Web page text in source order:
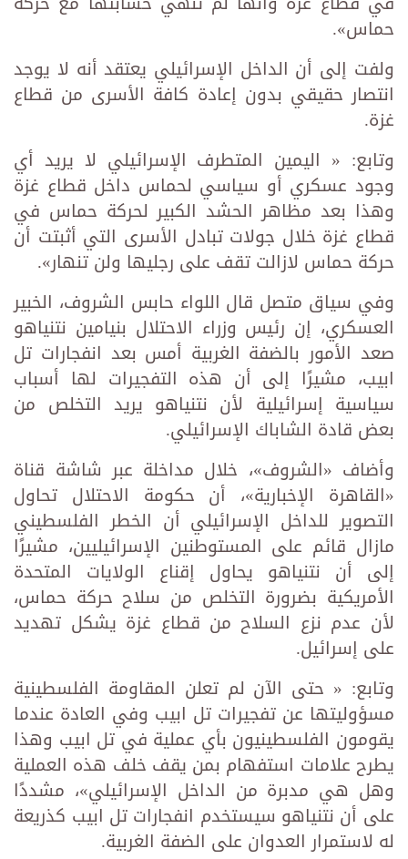
حماس».
ولفت إلى أن الداخل الإسرائيلي يعتقد أنه لا يوجد
انتصار حقيقي بدون إعادة كافة الأسرى من قطاع
غزة.
وتابع: « اليمين المتطرف الإسرائيلي لا يريد أي
وجود عسكري أو سياسي لحماس داخل قطاع غزة
وهذا بعد مظاهر الحشد الكبير لحركة حماس في
قطاع غزة خلال جولات تبادل الأسرى التي أثبتت أن
حركة حماس لازالت تقف على رجليها ولن تنهار».
وفي سياق متصل قال اللواء حابس الشروف، الخبير
العسكري، إن رئيس وزراء الاحتلال بنيامين نتنياهو
صعد الأمور بالضفة الغربية أمس بعد انفجارات تل
ابيب، مشيرًا إلى أن هذه التفجيرات لها أسباب
سياسية إسرائيلية لأن نتنياهو يريد التخلص من
بعض قادة الشاباك الإسرائيلي.
وأضاف «الشروف»، خلال مداخلة عبر شاشة قناة
«القاهرة الإخبارية»، أن حكومة الاحتلال تحاول
التصوير للداخل الإسرائيلي أن الخطر الفلسطيني
مازال قائم على المستوطنين الإسرائيليين، مشيرًا
إلى أن نتنياهو يحاول إقناع الولايات المتحدة
الأمريكية بضرورة التخلص من سلاح حركة حماس،
لأن عدم نزع السلاح من قطاع غزة يشكل تهديد
على إسرائيل.
وتابع: « حتى الآن لم تعلن المقاومة الفلسطينية
مسؤوليتها عن تفجيرات تل ابيب وفي العادة عندما
يقومون الفلسطينيون بأي عملية في تل ابيب وهذا
يطرح علامات استفهام بمن يقف خلف هذه العملية
وهل هي مدبرة من الداخل الإسرائيلي»، مشددًا
على أن نتنياهو سيستخدم انفجارات تل ابيب كذريعة
له لاستمرار العدوان على الضفة الغربية.